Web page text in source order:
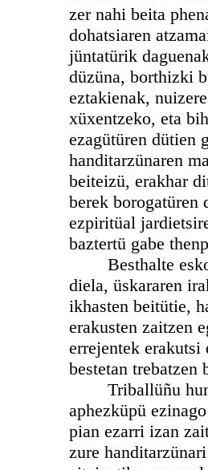
zer nahi beita
dohatsiaren
jüntatürik
düzüna, borthizki
eztakienak,
xüxentzeko, eta
ezagütüren dütien
handitarzünaren
beiteizü, erakhar
berek borogatüren
ezpiritüal
baztertü gabe
Besthalte
diela, üskararen
ikhasten beitütie,
erakusten zaitzen
errejentek erakutsi
bestetan trebatzen
Triballüñu
aphezküpü
pian ezarri izan
zure